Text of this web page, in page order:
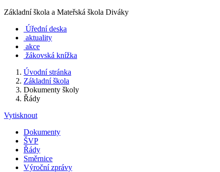
Základní škola a Mateřská škola Diváky
Úřední deska
aktuality
akce
žákovská knížka
Úvodní stránka
Základní škola
Dokumenty školy
Řády
Vytisknout
Dokumenty
ŠVP
Řády
Směrnice
Výroční zprávy